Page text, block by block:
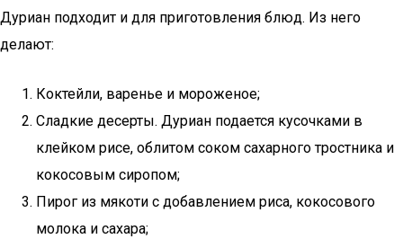
Дуриан подходит и для приготовления блюд. Из него
делают:
Коктейли, варенье и мороженое;
Сладкие десерты. Дуриан подается кусочками в
клейком рисе, облитом соком сахарного тростника и
кокосовым сиропом;
Пирог из мякоти с добавлением риса, кокосового
молока и сахара;